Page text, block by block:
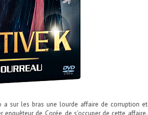
a sur les bras une lourde affaire de corruption et
de Corée, de s’occuper de cette affaire.